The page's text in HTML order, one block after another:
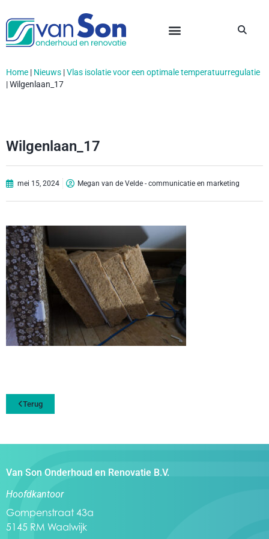
Home | Nieuws |Vlas isolatie voor een optimale temperatuurregulatie
|Wilgenlaan_17
Wilgenlaan_17
mei 15, 2024 Megan van de Velde - communicatie en marketing
Terug
Van Son Onderhoud en Renovatie B.V.
Hoofdkantoor
Gompenstraat 43a
5145 RM Waalwijk